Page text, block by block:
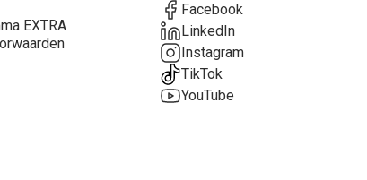
EXTRA
Facebook
LinkedIn
Instagram
TikTok
YouTube